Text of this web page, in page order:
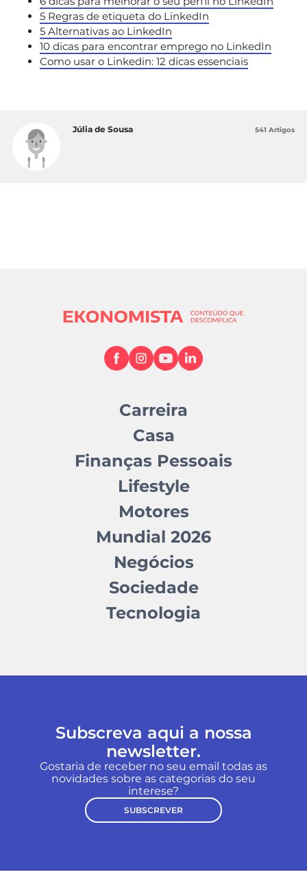
5 Regras de etiqueta do LinkedIn
5 Alternativas ao LinkedIn
10 dicas para encontrar emprego no LinkedIn
Como usar o Linkedin: 12 dicas essenciais
Júlia de Sousa 541 Artigos
Carreira
Casa
Finanças Pessoais
Lifestyle
Motores
Mundial 2026
Negócios
Sociedade
Tecnologia
Subscreva aqui a nossa
newsletter.
Gostaria de receber no seu email todas as
novidades sobre as categorias do seu
interese?
SUBSCREVER